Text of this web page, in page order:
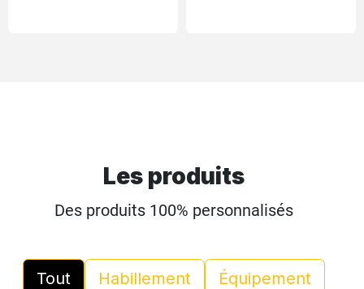
Les produits
Des produits 100% personnalisés
Tout Habillement Équipement